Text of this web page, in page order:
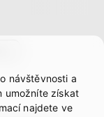
návštěvnosti a
umožníte získat
najdete ve
– Kdo je víc?